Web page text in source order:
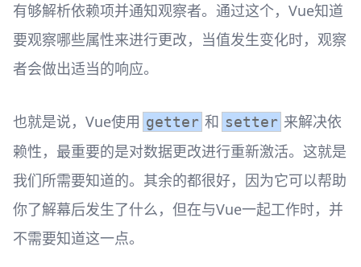
有够解析依赖项并通知观察者。通过这个，Vue知道
要观察哪些属性来进行更改，当值发生变化时，观察
者会做出适当的响应。
也就是说，Vue使用 getter 和 setter 来解决依
赖性，最重要的是对数据更改进行重新激活。这就是
我们所需要知道的。其余的都很好，因为它可以帮助
你了解幕后发生了什么，但在与Vue一起工作时，并
不需要知道这一点。